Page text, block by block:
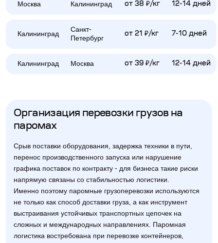
Москва Калининград от 38 ₽/кг 12-14 дней
Калининград
Санкт-
Петербург
от 21 ₽/кг 7-10 дней
Калининград Москва от 39 ₽/кг 12-14 дней
Организация перевозки грузов на
паромах
Срыв поставки оборудования, задержка техники в пути,
перенос производственного запуска или нарушение
графика поставок по контракту - для бизнеса такие риски
напрямую связаны со стабильностью логистики.
Именно поэтому паромные грузоперевозки используются
не только как способ доставки груза, а как инструмент
выстраивания устойчивых транспортных цепочек на
сложных и международных направлениях. Паромная
логистика востребована при перевозке контейнеров,